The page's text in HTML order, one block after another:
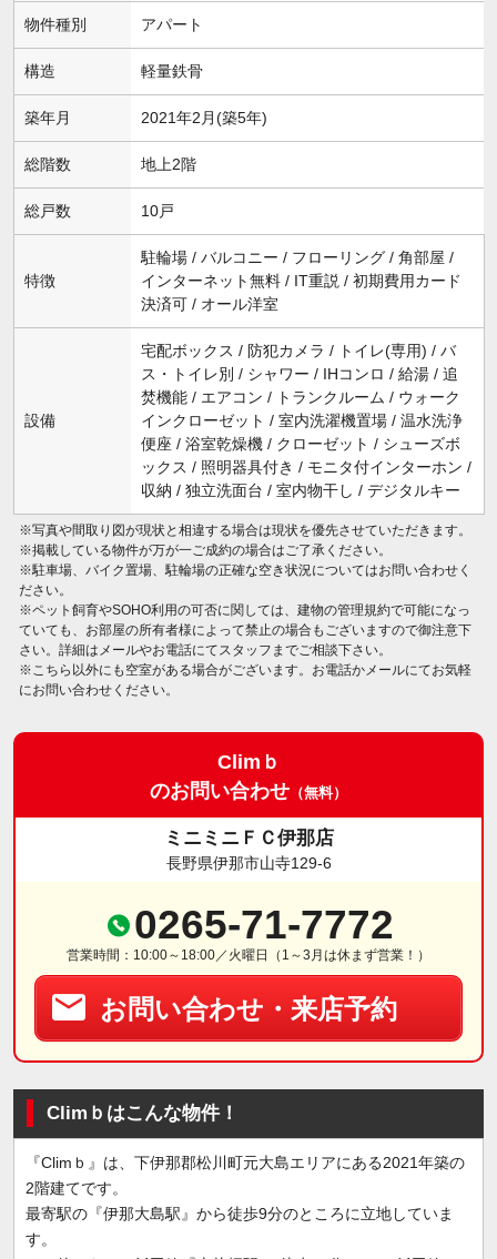
物件種別 アパート
構造 軽量鉄骨
築年月 2021年2月(築5年)
総階数 地上2階
総戸数 10戸
特徴
駐輪場 / バルコニー / フローリング / 角部屋 /
インターネット無料 / IT重説 / 初期費用カード
決済可 / オール洋室
設備
宅配ボックス / 防犯カメラ / トイレ(専用) / バ
ス・トイレ別 / シャワー / IHコンロ / 給湯 / 追
焚機能 / エアコン / トランクルーム / ウォーク
インクローゼット / 室内洗濯機置場 / 温水洗浄
便座 / 浴室乾燥機 / クローゼット / シューズボ
ックス / 照明器具付き / モニタ付インターホン /
収納 / 独立洗面台 / 室内物干し / デジタルキー
※写真や間取り図が現状と相違する場合は現状を優先させていただきます。
※掲載している物件が万が一ご成約の場合はご了承ください。
※駐車場、バイク置場、駐輪場の正確な空き状況についてはお問い合わせく
ださい。
※ペット飼育やSOHO利用の可否に関しては、建物の管理規約で可能になっ
ていても、お部屋の所有者様によって禁止の場合もございますので御注意下
さい。詳細はメールやお電話にてスタッフまでご相談下さい。
※こちら以外にも空室がある場合がございます。お電話かメールにてお気軽
にお問い合わせください。
Climｂ
のお問い合わせ （無料）
ミニミニＦＣ伊那店
長野県伊那市山寺129-6
0265-71-7772
営業時間：10:00～18:00／火曜日（1～3月は休まず営業！）
お問い合わせ・来店予約
Climｂはこんな物件！
『Climｂ』は、下伊那郡松川町元大島エリアにある2021年築の
2階建てです。
最寄駅の『伊那大島駅』から徒歩9分のところに立地していま
す。